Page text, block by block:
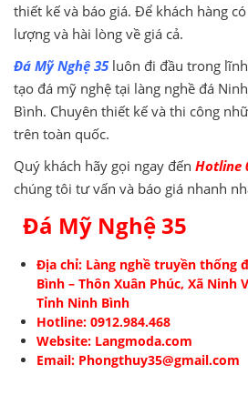
thiết kế và báo giá. Để khách hàng
lượng và hài lòng về giá cả.
Đá Mỹ Nghệ 35luôn đi đầu trong
tạo đá mỹ nghệ tại làng nghề đá
Bình. Chuyên thiết kế và thi công
trên toàn quốc.
Quý khách hãy gọi ngay đến Hotline
chúng tôi tư vấn và báo giá nhanh
Đá Mỹ Nghệ 35
Địa chỉ: Làng nghề truyền thống
Bình – Thôn Xuân Phúc, Xã Ninh
Tỉnh Ninh Bình
Hotline: 0912.984.468
Website: Langmoda.com
Email: Phongthuy35@gmail.com